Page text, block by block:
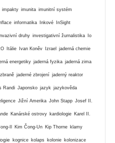
impakty imunita imunitní systém
informatika Inkové InSight
druhy investigativní žurnalistika Io
Itálie Ivan Koněv Izrael jaderná chemie
energetiky jaderná fyzika jaderná zima
jaderné zbrojení jaderný reaktor
Randi Japonsko jazyk jazykověda
Jižní Amerika John Stapp Josef II.
Kanárské ostrovy kardiologie Karel II.
Il Kim Čong-Un Kip Thorne klamy
kognice kolaps kolonie kolonizace